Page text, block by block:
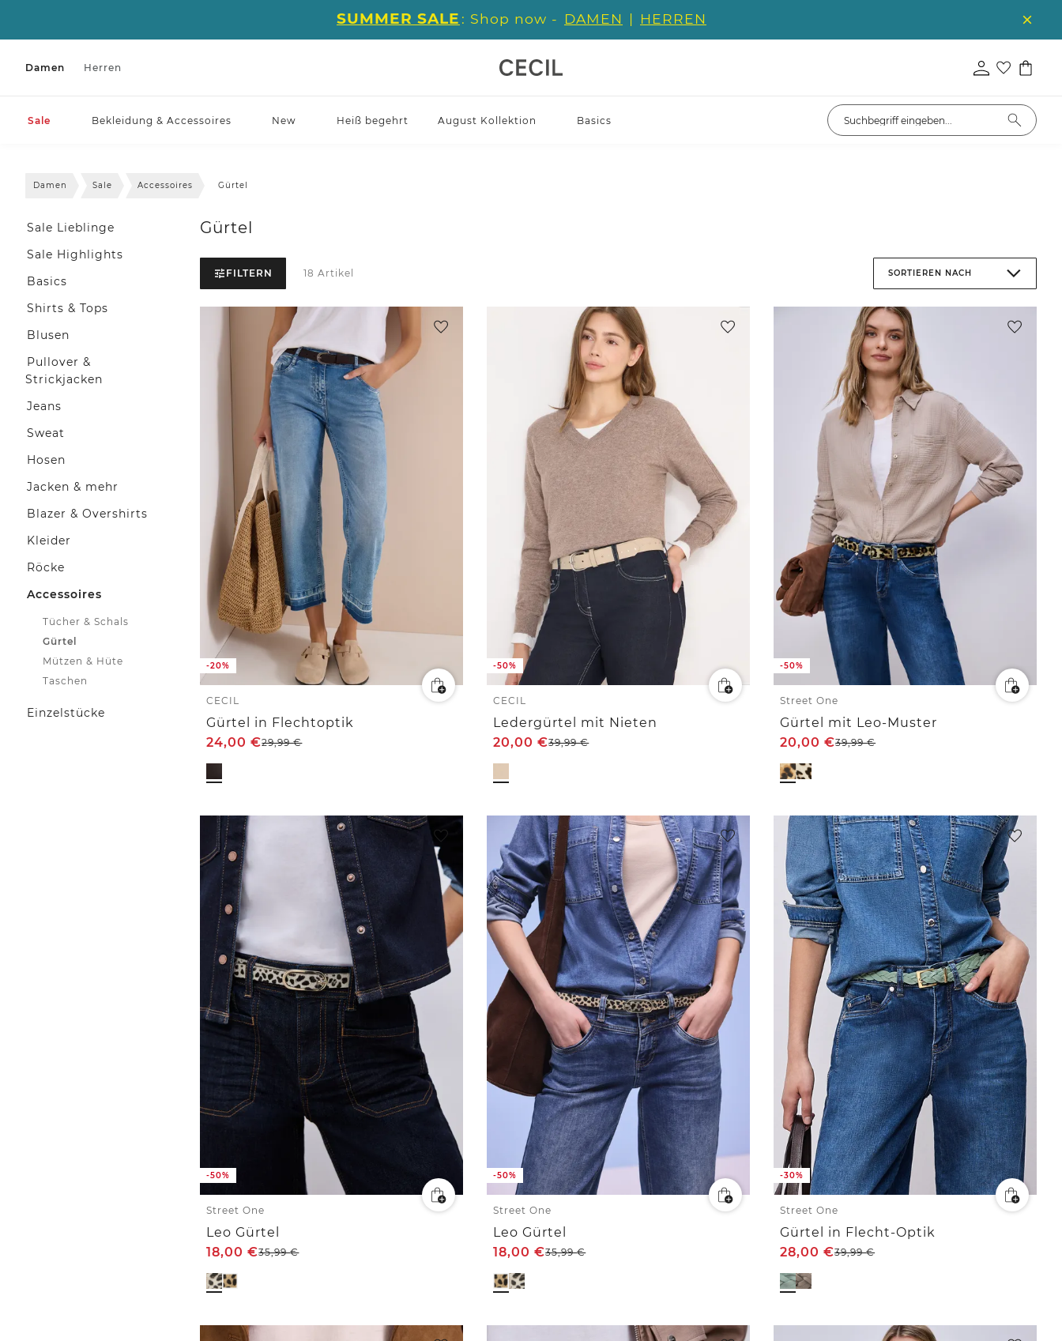
SUMMER SALE : Shop now - DAMEN | HERREN
Damen Herren
Sale Bekleidung & Accessoires New Heiß begehrt August Kollektion Basics
Damen Sale Accessoires Gürtel
Sale Lieblinge
Sale Highlights
Basics
Shirts & Tops
Blusen
Pullover &
Strickjacken
Jeans
Sweat
Hosen
Jacken & mehr
Blazer & Overshirts
Kleider
Röcke
Accessoires
Tücher & Schals
Gürtel
Mützen & Hüte
Taschen
Einzelstücke
Gürtel
FILTERN 18 Artikel SORTIEREN NACH
-20%
CECIL
Gürtel in Flechtoptik
24,00€29,99€
-50%
CECIL
Ledergürtel mit Nieten
20,00€39,99€
-50%
Street One
Gürtel mit Leo-Muster
20,00€39,99€
-50%
Street One
Leo Gürtel
18,00€35,99€
-50%
Street One
Leo Gürtel
18,00€35,99€
-30%
Street One
Gürtel in Flecht-Optik
28,00€39,99€